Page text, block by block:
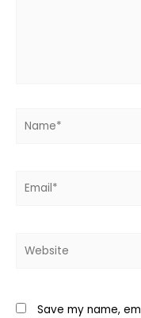
Save my name,